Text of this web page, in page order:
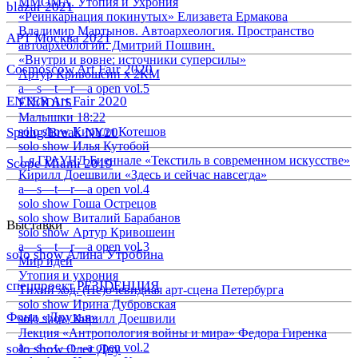
blazar 2021
АРТ Москва 2021
Cosmoscow Art Fair 2020
ENTER Art Fair 2020
Spring/Break NY20
Scope Miami 2019
Выставки
solo show Алина Утробина
спецпроект РЕЗIDЕНЦИЯ
Фонд «Друзья»
solo show Олег Доу
«Реинкарнация покинутых» Елизавета Ермакова
Владимир Мартынов. Автоархеология. Пространство
автоархеологии. Дмитрий Пошвин.
«Внутри и вовне: источники суперсилы»
Артур Кривошеин х 2КМ
a—s—t—r—a open vol.5
EXODUS
Малышки 18:22
solo show Кирилл Котешов
solo show Илья Кутобой
1-я ГРАУНД Биеннале «Текстиль в современном искусстве»
Кирилл Доешвили «Здесь и сейчас навсегда»
a—s—t—r—a open vol.4
solo show Гоша Острецов
solo show Виталий Барабанов
solo show Артур Кривошеин
a—s—t—r—a open vol.3
Мир идей
Утопия и ухрония
Тихий ход. (Не)очевидная арт-сцена Петербурга
solo show Ирина Дубровская
solo show Кирилл Доешвили
Лекция «Антропология войны и мира» Федора Гиренка
a—s—t—r—a open vol.2